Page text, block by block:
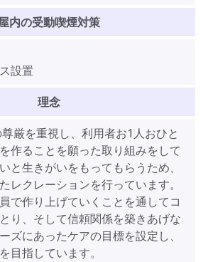
内の受動喫煙対策
設置
理念
尊厳を重視し、利用者お1人おひと
作ることを願った取り組みをして
と生きがいをもってもらうため、
レクレーションを行っています。
で作り上げていくことを通してコ
り、そして信頼関係を築きあげな
ズにあったケアの目標を設定し、
目指しています。